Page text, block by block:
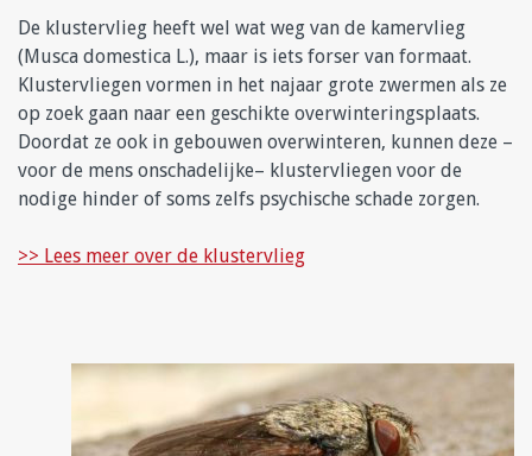
De klustervlieg heeft wel wat weg van de kamervlieg
(Musca domestica L.), maar is iets forser van formaat.
Klustervliegen vormen in het najaar grote zwermen als ze
op zoek gaan naar een geschikte overwinteringsplaats.
Doordat ze ook in gebouwen overwinteren, kunnen deze –
voor de mens onschadelijke– klustervliegen voor de
nodige hinder of soms zelfs psychische schade zorgen.
>> Lees meer over de klustervlieg